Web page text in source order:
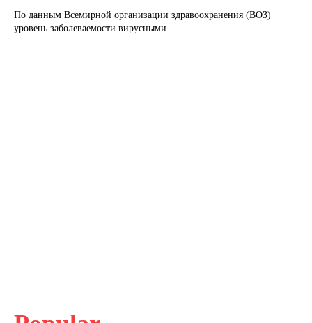
По данным Всемирной организации здравоохранения (ВОЗ)
уровень заболеваемости вирусными...